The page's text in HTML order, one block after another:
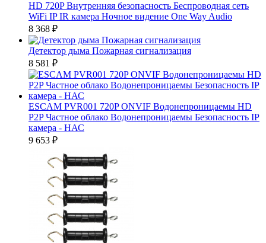
HD 720P Внутренняя безопасность Беспроводная сеть
WiFi IP IR камера Ночное видение One Way Audio
8 368 ₽
Детектор дыма Пожарная сигнализация
8 581 ₽
ESCAM PVR001 720P ONVIF Водонепроницаемы HD
P2P Частное облако Водонепроницаемы Безопасность IP
камера - НАС
9 653 ₽